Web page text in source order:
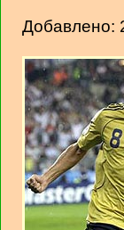
Добавлено: